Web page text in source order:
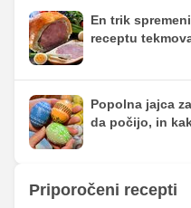
En trik
receptu
Popolna jajca
da počijo, in
Priporočeni recepti